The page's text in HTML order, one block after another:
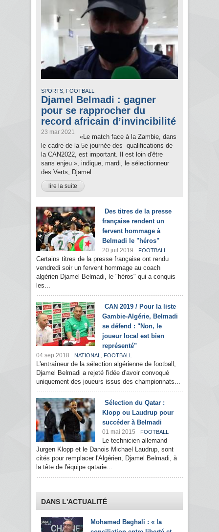
SPORTS, FOOTBALL
Djamel Belmadi : gagner
pour se rapprocher du
record africain d’invincibilité
23 mar 2021
«Le match face à la Zambie, dans
le cadre de la 5e journée des qualifications de
la CAN2022, est important. Il est loin d'être
sans enjeu », indique, mardi, le sélectionneur
des Verts, Djamel...
lire la suite
Des titres de la presse
française rendent un
fervent hommage à
Belmadi le "héros"
20 juil 2019 FOOTBALL
Certains titres de la presse française ont rendu
vendredi soir un fervent hommage au coach
algérien Djamel Belmadi, le "héros" qui a conquis
les...
CAN 2019 / Pour la liste
Gambie-Algérie, Belmadi
se défend : "Non, le
joueur local est bien
représenté"
04 sep 2018 NATIONAL , FOOTBALL
L'entraîneur de la sélection algérienne de football,
Djamel Belmadi a rejeté l'idée d'avoir convoqué
uniquement des joueurs issus des championnats...
Sélection du Qatar :
Klopp ou Laudrup pour
succéder à Belmadi
01 mai 2015 FOOTBALL
Le technicien allemand
Jurgen Klopp et le Danois Michael Laudrup, sont
cités pour remplacer l'Algérien, Djamel Belmadi, à
la tête de l'équipe qatarie...
DANS L'ACTUALITÉ
Mohamed Baghali : « la